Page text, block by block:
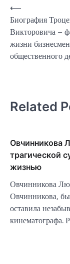
Навигация
по
записям
⟵
Биография
Викторовича –
жизни
общественного
Related
Овчинникова
трагической
жизнью
Овчинникова
Овчинникова,
оставила
кинематографа.